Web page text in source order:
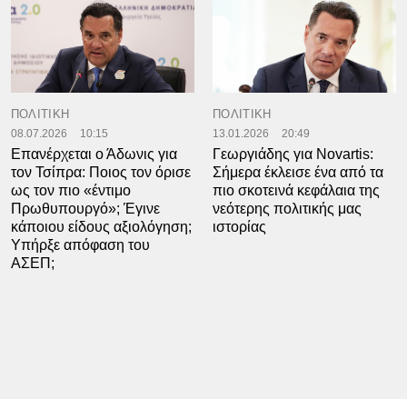
ΠΟΛΙΤΙΚΗ
08.07.2026 10:15
Επανέρχεται ο Άδωνις για
τον Τσίπρα: Ποιος τον όρισε
ως τον πιο «έντιμο
Πρωθυπουργό»; Έγινε
κάποιου είδους αξιολόγηση;
Υπήρξε απόφαση του
ΑΣΕΠ;
ΠΟΛΙΤΙΚΗ
13.01.2026 20:49
Γεωργιάδης για Novartis:
Σήμερα έκλεισε ένα από τα
πιο σκοτεινά κεφάλαια της
νεότερης πολιτικής μας
ιστορίας